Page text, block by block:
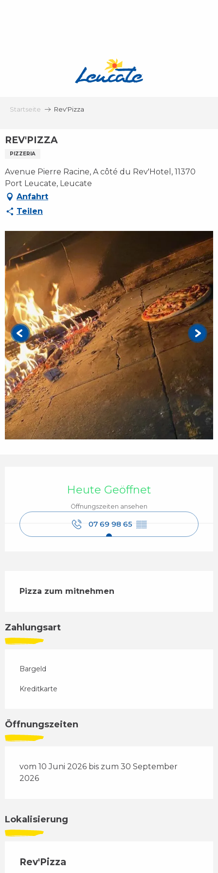
Startseite Rev'Pizza
REV'PIZZA
PIZZERIA
Avenue Pierre Racine, A côté du Rev'Hotel, 11370
Port Leucate, Leucate
Anfahrt
Teilen
Heute Geöffnet
Öffnungszeiten ansehen
07 69 98 65 ▒▒
Pizza zum mitnehmen
Zahlungsart
Bargeld
Kreditkarte
Öffnungszeiten
vom 10 Juni 2026 bis zum 30 September
2026
Lokalisierung
Rev'Pizza